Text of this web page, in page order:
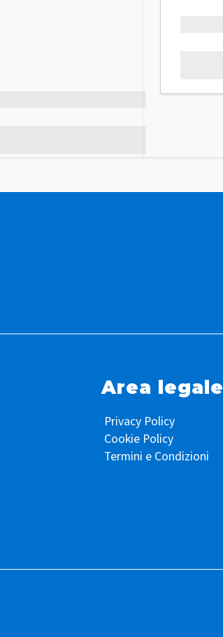
Area legale
Privacy Policy
Cookie Policy
Termini e Condizioni